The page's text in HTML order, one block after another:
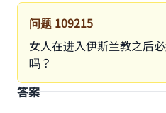
问题 109215
女人在进入伊斯兰教之后
吗？
答案